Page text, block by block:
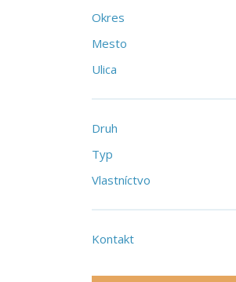
Okres
Mesto
Ulica
Druh
Typ
Vlastníctvo
Kontakt